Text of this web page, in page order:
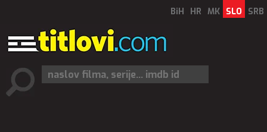
BiH HR MK SLO SRB